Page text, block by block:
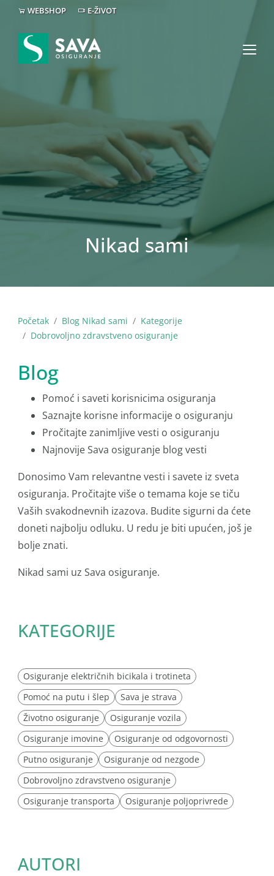
WEBSHOP E-ŽIVOT
Nikad sami
Početak Blog Nikad sami
Kategorije
Dobrovoljno zdravstveno osiguranje
Blog
Pomoć i saveti korisnicima osiguranja
Saznajte korisne informacije o osiguranju
Pročitajte zanimljive vesti o osiguranju
Najnovije Sava osiguranje blog vesti
Donosimo Vam relevantne vesti i savete iz sveta
osiguranja. Pročitajte više o temama koje se tiču
Vaših svakodnevnih izazova. Budite sigurni da ćete
doneti najbolju odluku. U redu je biti upućen, još je
bolje znati.
Nikad sami uz Sava osiguranje.
KATEGORIJE
Osiguranje električnih bicikala i trotineta
Pomoć na putu i šlep
Sava je strava
Životno osiguranje
Osiguranje vozila
Osiguranje imovine
Osiguranje od odgovornosti
Putno osiguranje
Osiguranje od nezgode
Dobrovoljno zdravstveno osiguranje
Osiguranje transporta
Osiguranje poljoprivrede
AUTORI